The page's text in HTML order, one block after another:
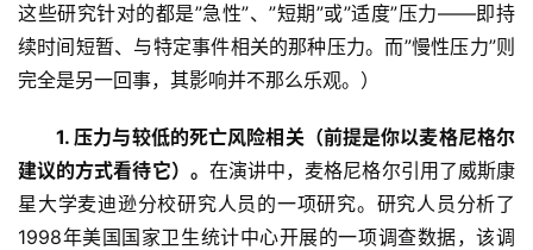
这些研究针对的都是”急性”、”短期”或”适度”压力——即持
续时间短暂、与特定事件相关的那种压力。而”慢性压力”则
完全是另一回事，其影响并不那么乐观。）
1. 压力与较低的死亡风险相关（前提是你以麦格尼格尔
建议的方式看待它）。 在演讲中，麦格尼格尔引用了威斯康
星大学麦迪逊分校研究人员的一项研究。研究人员分析了
1998年美国国家卫生统计中心开展的一项调查数据，该调